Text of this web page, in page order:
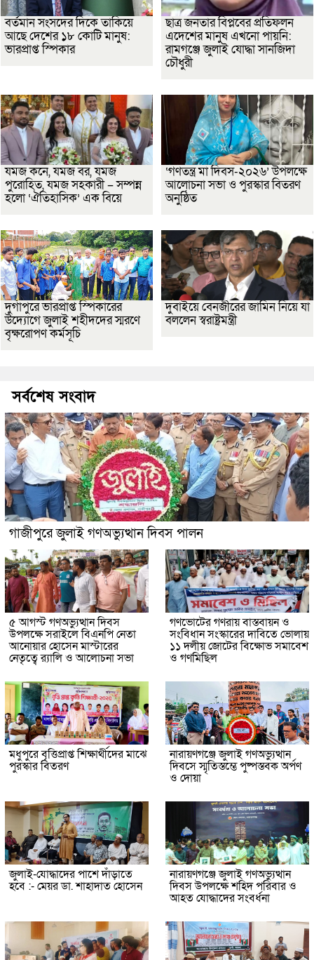
বর্তমান সংসদের দিকে তাকিয়ে
আছে দেশের ১৮ কোটি মানুষ:
ভারপ্রাপ্ত স্পিকার
ছাত্র জনতার বিপ্লবের প্রতিফলন
এদেশের মানুষ এখনো পায়নি:
রামগঞ্জে জুলাই যোদ্ধা সানজিদা
চৌধুরী
যমজ কনে, যমজ বর, যমজ
পুরোহিত, যমজ সহকারী – সম্পন্ন
হলো ‘ঐতিহাসিক’ এক বিয়ে
‘গণতন্ত্র মা দিবস-২০২৬’ উপলক্ষে
আলোচনা সভা ও পুরস্কার বিতরণ
অনুষ্ঠিত
দুর্গাপুরে ভারপ্রাপ্ত স্পিকারের
উদ্যোগে জুলাই শহীদদের স্মরণে
বৃক্ষরোপণ কর্মসূচি
দুবাইয়ে বেনজীরের জামিন নিয়ে যা
বললেন স্বরাষ্ট্রমন্ত্রী
সর্বশেষ সংবাদ
গাজীপুরে জুলাই গণঅভ্যুত্থান দিবস পালন
৫ আগস্ট গণঅভ্যুত্থান দিবস
উপলক্ষে সরাইলে বিএনপি নেতা
আনোয়ার হোসেন মাস্টারের
নেতৃত্বে র‍্যালি ও আলোচনা সভা
গণভোটের গণরায় বাস্তবায়ন ও
সংবিধান সংস্কারের দাবিতে ভোলায়
১১ দলীয় জোটের বিক্ষোভ সমাবেশ
ও গণমিছিল
মধুপুরে বৃত্তিপ্রাপ্ত শিক্ষার্থীদের মাঝে
পুরস্কার বিতরণ
নারায়ণগঞ্জে জুলাই গণঅভ্যুত্থান
দিবসে স্মৃতিস্তম্ভে পুষ্পস্তবক অর্পণ
ও দোয়া
জুলাই-যোদ্ধাদের পাশে দাঁড়াতে
হবে :- মেয়র ডা. শাহাদাত হোসেন
নারায়ণগঞ্জে জুলাই গণঅভ্যুত্থান
দিবস উপলক্ষে শহিদ পরিবার ও
আহত যোদ্ধাদের সংবর্ধনা